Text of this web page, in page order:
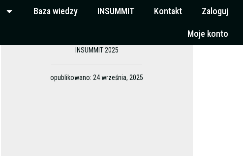
Baza wiedzy INSUMMIT Kontakt Zaloguj
Moje konto
INSUMMIT 2025
opublikowano: 24 września, 2025